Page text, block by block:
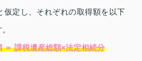
仮定し、それぞれの取得額を以下
＝ 課税遺産総額×法定相続分